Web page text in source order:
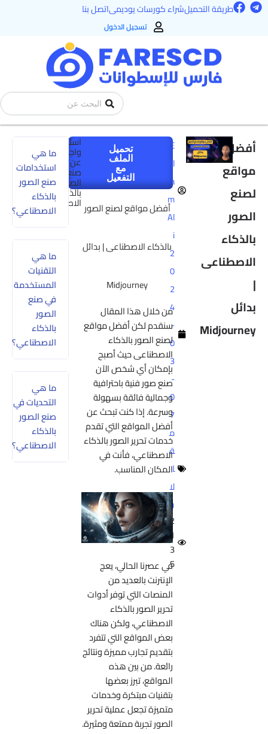
طريقة التحميلشراء كورسات يوديمىاتصل بنا T
e
F
a تسجيل الدخول
Search
أفضل
مواقع
لصنع
الصور
بالذكاء
الاصطناعى
بدائل
Midjourney
sl
m
Al
0
ق
ا
ت
3
تحميل
الملف
مع
التفعيل
أفضل مواقع لصنع الصور
بالذكاء الاصطناعى | بدائل
Midjourney
من خلال هذا المقال
سنقدم لكن أفضل مواقع
لصنع الصور بالذكاء
الاصطناعى حيث أصبح
بإمكان أي شخص الآن
صنع صور فنية باحترافية
وجمالية فائقة بسهولة
وسرعة. إذا كنت تبحث عن
أفضل المواقع التي تقدم
خدمات تحرير الصور بالذكاء
الاصطناعي، فأنت في
المكان المناسب.
في عصرنا الحالي، يعج
الإنترنت بالعديد من
المنصات التي توفر أدوات
تحرير الصور بالذكاء
الاصطناعي، ولكن هناك
بعض المواقع التي تتفرد
بتقديم تجارب مميزة ونتائج
رائعة. من بين هذه
المواقع، تبرز بعضها
بتقنيات مبتكرة وخدمات
متميزة تجعل عملية تحرير
الصور تجربة ممتعة ومثيرة.
اسئلة
واجابات
عن
صنع
الصور
بالذكاء
الاصطناعى
ما هي
استخدامات
صنع الصور
بالذكاء
الاصطناعي؟
ما هي
التقنيات
المستخدمة
في صنع
الصور
بالذكاء
الاصطناعي؟
ما هي
التحديات في
صنع الصور
بالذكاء
الاصطناعي؟